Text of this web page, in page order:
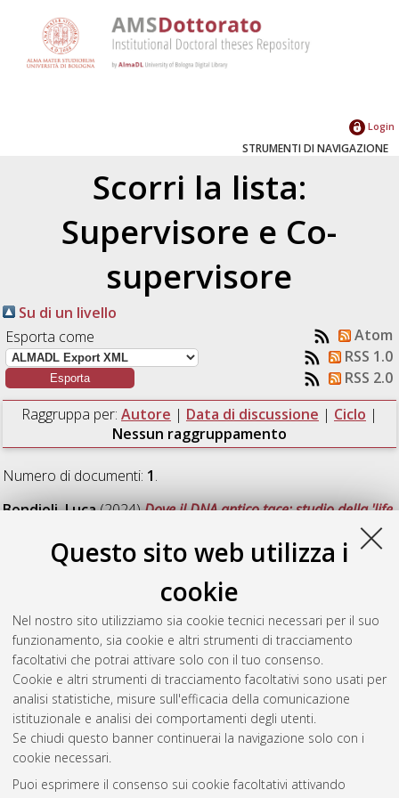
Questo sito web utilizza i
cookie
Nel nostro sito utilizziamo sia cookie tecnici necessari per il suo
funzionamento, sia cookie e altri strumenti di tracciamento
facoltativi che potrai attivare solo con il tuo consenso.
Cookie e altri strumenti di tracciamento facoltativi sono usati per
analisi statistiche, misure sull'efficacia della comunicazione
istituzionale e analisi dei comportamenti degli utenti.
Se chiudi questo banner continuerai la navigazione solo con i
cookie necessari.
Puoi esprimere il consenso sui cookie facoltativi attivando
Login
STRUMENTI DI NAVIGAZIONE
Scorri la lista:
Supervisore e Co-
supervisore
Su di un livello
Esporta come
Atom
RSS 1.0
RSS 2.0
Raggruppa per: Autore | Data di discussione | Ciclo |
Nessun raggruppamento
Numero di documenti: 1.
Bondioli, Luca(2024)Dove il DNA antico tace: studio della 'life
tramite analisi istologica e biogeochimica ad alta risoluzione di
tessuti dentali mineralizzati da contesti archeologici e
, [Dissertation thesis], Alma Mater
Studiorum Università di Bologna. Dottorato di ricerca in
culturali e ambientali, 36 Ciclo. DOI
10.48676/unibo/amsdottorato/11177.
Questa lista e' stata generata ilSun Aug 9 20:46:20 2026
Atom
Rss 1.0